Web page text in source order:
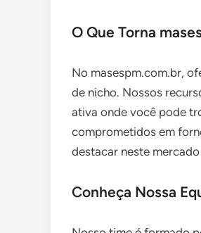
O Que Torna
No masespm.com.br,
de nicho. Nossos
ativa onde você pode
comprometidos em
destacar neste
Conheça Nossa